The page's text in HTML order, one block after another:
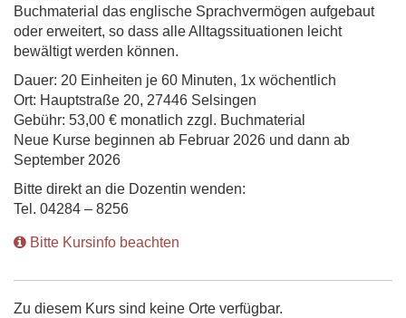
Buchmaterial das englische Sprachvermögen aufgebaut
oder erweitert, so dass alle Alltagssituationen leicht
bewältigt werden können.
Dauer: 20 Einheiten je 60 Minuten, 1x wöchentlich
Ort: Hauptstraße 20, 27446 Selsingen
Gebühr: 53,00 € monatlich zzgl. Buchmaterial
Neue Kurse beginnen ab Februar 2026 und dann ab
September 2026
Bitte direkt an die Dozentin wenden:
Tel. 04284 – 8256
Bitte Kursinfo beachten
Zu diesem Kurs sind keine Orte verfügbar.